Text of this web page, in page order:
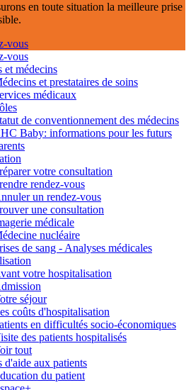
en toute situation la meilleure prise
vous
vous
et médecins
et prestataires de soins
médicaux
de conventionnement des médecins
Baby: informations pour les futurs
votre consultation
rendez-vous
un rendez-vous
une consultation
médicale
nucléaire
de sang - Analyses médicales
votre hospitalisation
séjour
coûts d'hospitalisation
en difficultés socio-économiques
des patients hospitalisés
tout
d'aide aux patients
du patient